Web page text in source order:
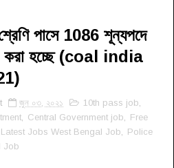
পাসে 1086 শূন্যপদে
করা হচ্ছে (coal india
জুন ০৩, ২০২১ 10th pass job
Central Government job
Free
Latest Jobs West Bengal Job
Police
Job